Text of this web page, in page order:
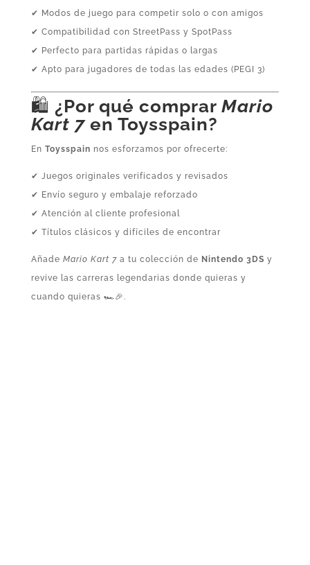
✔ Modos de juego para competir solo o con amigos
✔ Compatibilidad con StreetPass y SpotPass
✔ Perfecto para partidas rápidas o largas
✔ Apto para jugadores de todas las edades (PEGI 3)
🛍️ ¿Por qué comprar Mario
Kart 7en Toysspain?
En Toysspain nos esforzamos por ofrecerte:
✔ Juegos originales verificados y revisados
✔ Envío seguro y embalaje reforzado
✔ Atención al cliente profesional
✔ Títulos clásicos y difíciles de encontrar
Añade Mario Kart 7a tu colección de Nintendo 3DS y
revive las carreras legendarias donde quieras y
cuando quieras 🏎️🎉.